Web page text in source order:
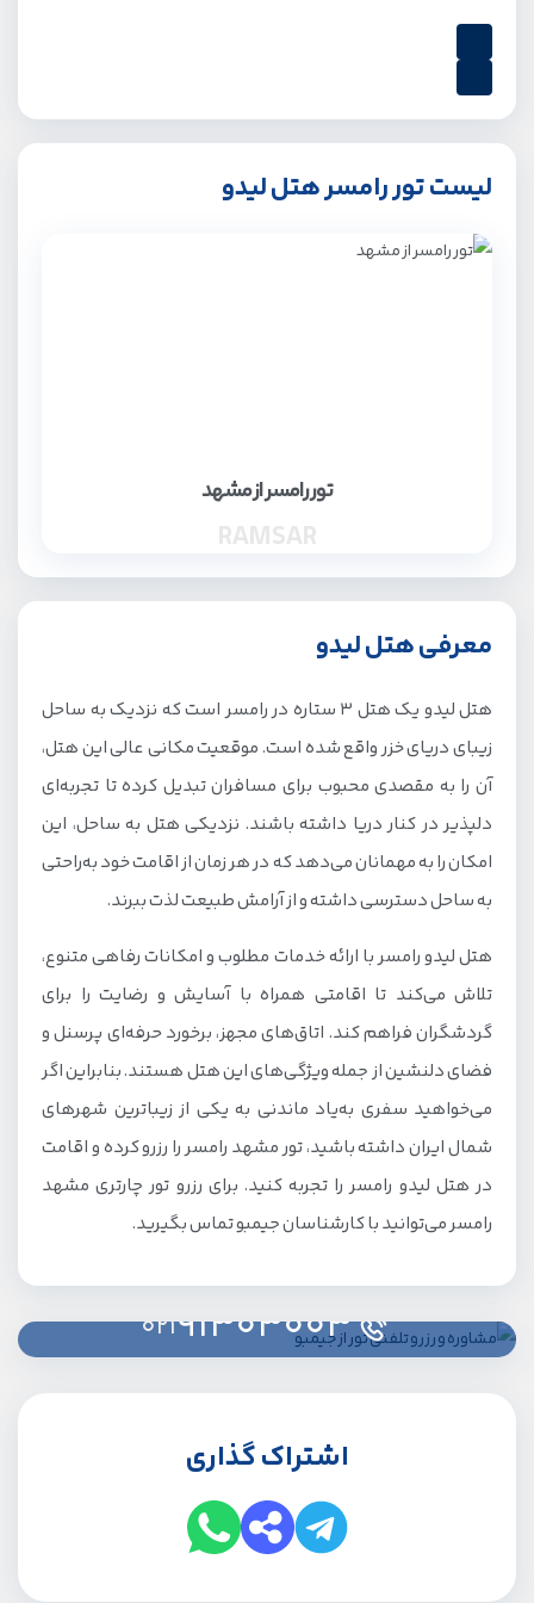
لیست تور رامسر هتل لیدو
تور رامسر از مشهد
معرفی هتل لیدو
هتل لیدو یک هتل 3 ستاره در رامسر است که نزدیک به ساحل
زیبای دریای خزر واقع شده است. موقعیت مکانی عالی این هتل،
آن را به مقصدی محبوب برای مسافران تبدیل کرده تا تجربه‌ای
دلپذیر در کنار دریا داشته باشند. نزدیکی هتل به ساحل، این
امکان را به مهمانان می‌دهد که در هر زمان از اقامت خود به‌راحتی
به ساحل دسترسی داشته و از آرامش طبیعت لذت ببرند.
هتل لیدو رامسر با ارائه خدمات مطلوب و امکانات رفاهی متنوع،
تلاش می‌کند تا اقامتی همراه با آسایش و رضایت را برای
گردشگران فراهم کند. اتاق‌های مجهز، برخورد حرفه‌ای پرسنل و
فضای دلنشین از جمله ویژگی‌های این هتل هستند. بنابراین اگر
می‌خواهید سفری به‌یاد ماندنی به یکی از زیباترین شهرهای
شمال ایران داشته باشید، تور مشهد رامسر را رزرو کرده و اقامت
در هتل لیدو رامسر را تجربه کنید. برای رزرو تور چارتری مشهد
رامسر می‌توانید با کارشناسان جیمبو تماس بگیرید.
91303003
021
اشتراک گذاری